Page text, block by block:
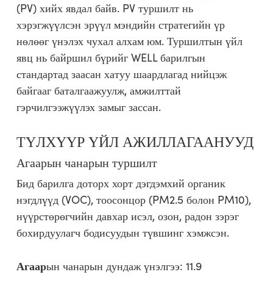
(PV) хийх явдал байв. PV туршилт нь
хэрэгжүүлсэн эрүүл мэндийн стратегийн үр
нөлөөг үнэлэх чухал алхам юм. Туршилтын үйл
явц нь байршил бүрийг WELL барилгын
стандартад заасан хатуу шаардлагад нийцэж
байгааг баталгаажуулж, амжилттай
гэрчилгээжүүлэх замыг зассан.
ТҮЛХҮҮР ҮЙЛ АЖИЛЛАГААНУУД
Агаарын чанарын туршилт
Бид барилга доторх хорт дэгдэмхий органик
нэгдлүүд (VOC), тоосонцор (PM2.5 болон PM10),
нүүрстөрөгчийн давхар исэл, озон, радон зэрэг
бохирдуулагч бодисуудын түвшинг хэмжсэн.
Агаарын чанарын дундаж үнэлгээ: 11.9